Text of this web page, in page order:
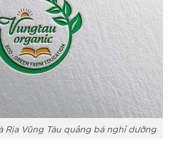
Rịa Vũng Tàu quảng bá nghỉ dưỡng